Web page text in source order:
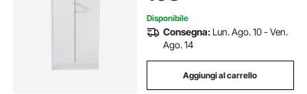
Disponibile
Consegna: Lun. Ago. 10 - Ven.
Ago. 14
Aggiungi al carrello